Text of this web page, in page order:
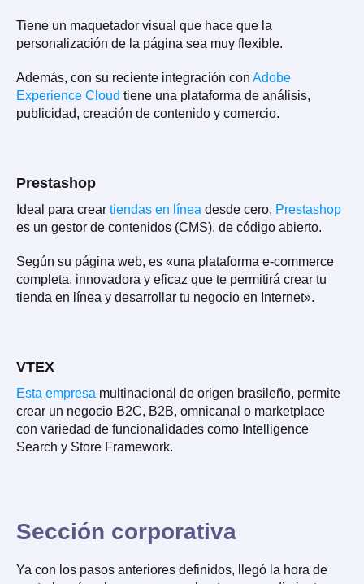
Tiene un maquetador visual que hace que la
personalización de la página sea muy flexible.
Además, con su reciente integración con Adobe
Experience Cloud tiene una plataforma de análisis,
publicidad, creación de contenido y comercio.
Prestashop
Ideal para crear tiendas en línea desde cero, Prestashop
es un gestor de contenidos (CMS), de código abierto.
Según su página web, es «una plataforma e-commerce
completa, innovadora y eficaz que te permitirá crear tu
tienda en línea y desarrollar tu negocio en Internet».
VTEX
Esta empresa multinacional de origen brasileño, permite
crear un negocio B2C, B2B, omnicanal o marketplace
con variedad de funcionalidades como Intelligence
Search y Store Framework.
Sección corporativa
Ya con los pasos anteriores definidos, llegó la hora de